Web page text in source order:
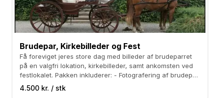
Brudepar, Kirkebilleder og Fest
Få foreviget jeres store dag med billeder af brudeparret
på en valgfri lokation, kirkebilleder, samt ankomsten ved
festlokalet. Pakken inkluderer: - Fotografering af brudepar
på en valgfri lokation - Billeder fra kirken, samt ude foran,
når jeres gæster ønsker jer tillykke - Parvis af gæsterne
4.500 kr. / stk